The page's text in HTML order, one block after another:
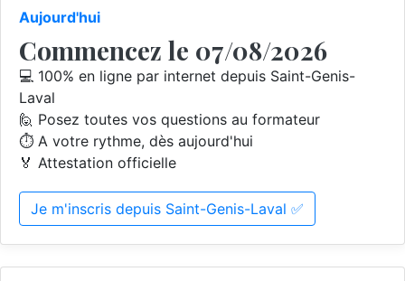
Aujourd'hui
Commencez le 07/08/2026
💻 100% en ligne par internet depuis Saint-Genis-
Laval
🙋 Posez toutes vos questions au formateur
⏱️ A votre rythme, dès aujourd'hui
🏅 Attestation officielle
Je m'inscris depuis Saint-Genis-Laval ✅